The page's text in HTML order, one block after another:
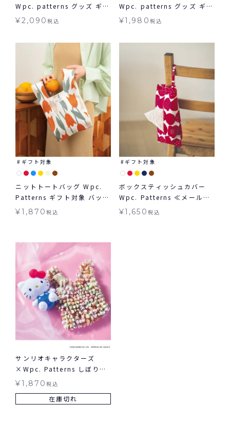
Wpc. patterns グッズ ギフ
ト対象 ≪メール便対象≫
¥2,090税込
Wpc. patterns グッズ ギフ
ト対象
¥1,980 税込
ギフト対象
ニットトートバッグ Wpc.
Patterns ギフト対象 バッグ
ニット
¥1,870税込
ギフト対象
ボックスティッシュカバー
Wpc. Patterns ≪メール便
対象≫ギフト対象
¥1,650 税込
サンリオキャラクターズ
×Wpc. Patterns しぼりバ
ッグ お買い物 バッグ ギフト
¥1,870税込
在庫切れ